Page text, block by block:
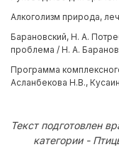
Алкоголизм природа,
Барановский, Н. А.
проблема / Н. А.
Программа
Асланбекова Н.В.,
Текст подготовлен
категории -